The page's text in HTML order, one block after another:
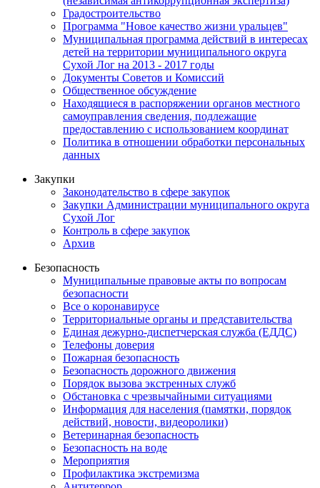
Градостроительство
Программа "Новое качество жизни уральцев"
Муниципальная программа действий в интересах
детей на территории муниципального округа
Сухой Лог на 2013 - 2017 годы
Документы Советов и Комиссий
Общественное обсуждение
Находящиеся в распоряжении органов местного
самоуправления сведения, подлежащие
предоставлению с использованием координат
Политика в отношении обработки персональных
данных
Закупки
Законодательство в сфере закупок
Закупки Администрации муниципального округа
Сухой Лог
Контроль в сфере закупок
Архив
Безопасность
Муниципальные правовые акты по вопросам
безопасности
Все о коронавирусе
Территориальные органы и представительства
Единая дежурно-диспетчерская служба (ЕДДС)
Телефоны доверия
Пожарная безопасность
Безопасность дорожного движения
Порядок вызова экстренных служб
Обстановка с чрезвычайными ситуациями
Информация для населения (памятки, порядок
действий, новости, видеоролики)
Ветеринарная безопасность
Безопасность на воде
Мероприятия
Профилактика экстремизма